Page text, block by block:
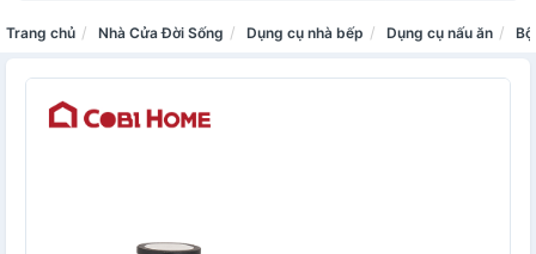
Trang chủ Nhà Cửa Đời Sống Dụng cụ nhà bếp Dụng cụ nấu ăn